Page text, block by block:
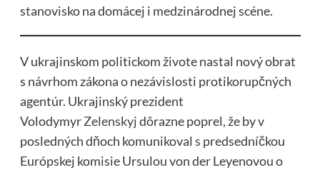
stanovisko na domácej i medzinárodnej scéne.
V ukrajinskom politickom živote nastal nový obrat
s návrhom zákona o nezávislosti protikorupčných
agentúr. Ukrajinský prezident
VolodymyrZelenskyjdôrazne poprel, že by v
posledných dňoch komunikoval s predsedníčkou
Európskej komisie Ursulou von der Leyenovou o